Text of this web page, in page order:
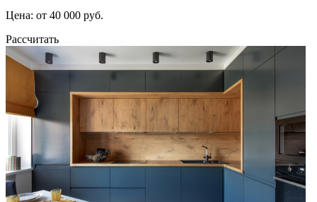
Цена: от 40 000 руб.
Рассчитать